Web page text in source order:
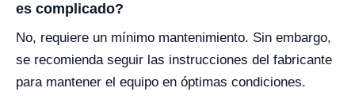
es complicado?
No, requiere un mínimo mantenimiento. Sin embargo,
se recomienda seguir las instrucciones del fabricante
para mantener el equipo en óptimas condiciones.